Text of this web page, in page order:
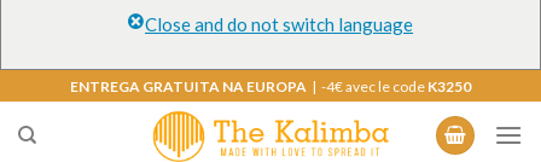
Close and do not switch language
ENTREGA GRATUITA NA EUROPA | -4€ avec le code K3250